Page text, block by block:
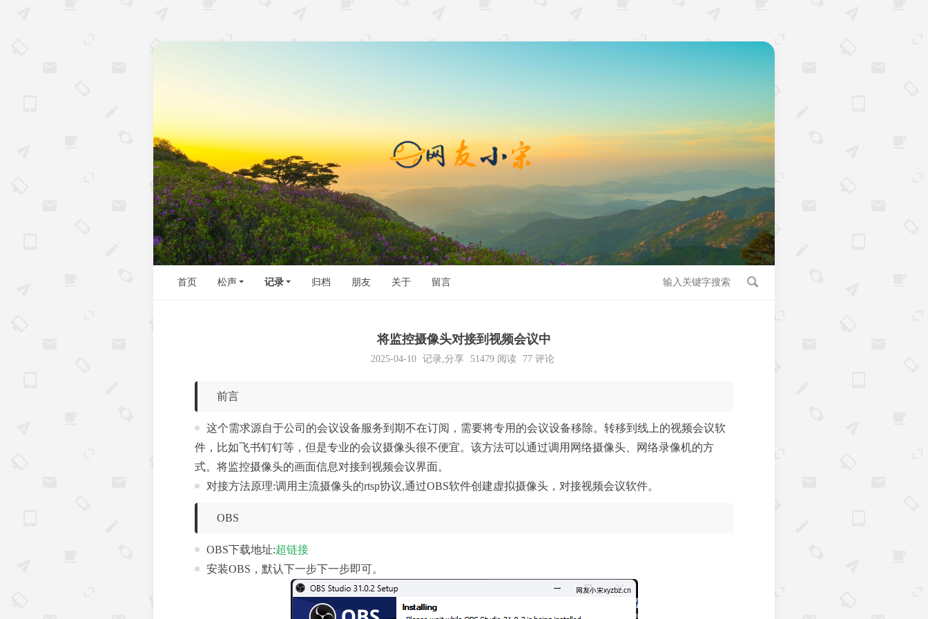
首页 松声 记录 归档 朋友 关于 留言
将监控摄像头对接到视频会议中
2025-04-10 记录,分享 51479阅读 77 评论
前言
这个需求源自于公司的会议设备服务到期不在订阅，需要将专用的会议设备移除。转移到线上的视频会议软
件，比如飞书钉钉等，但是专业的会议摄像头很不便宜。该方法可以通过调用网络摄像头、网络录像机的方
式。将监控摄像头的画面信息对接到视频会议界面。
对接方法原理:调用主流摄像头的rtsp协议,通过OBS软件创建虚拟摄像头，对接视频会议软件。
OBS
OBS下载地址:超链接
安装OBS，默认下一步下一步即可。